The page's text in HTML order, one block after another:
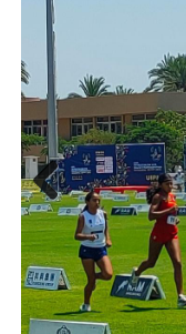
Previous